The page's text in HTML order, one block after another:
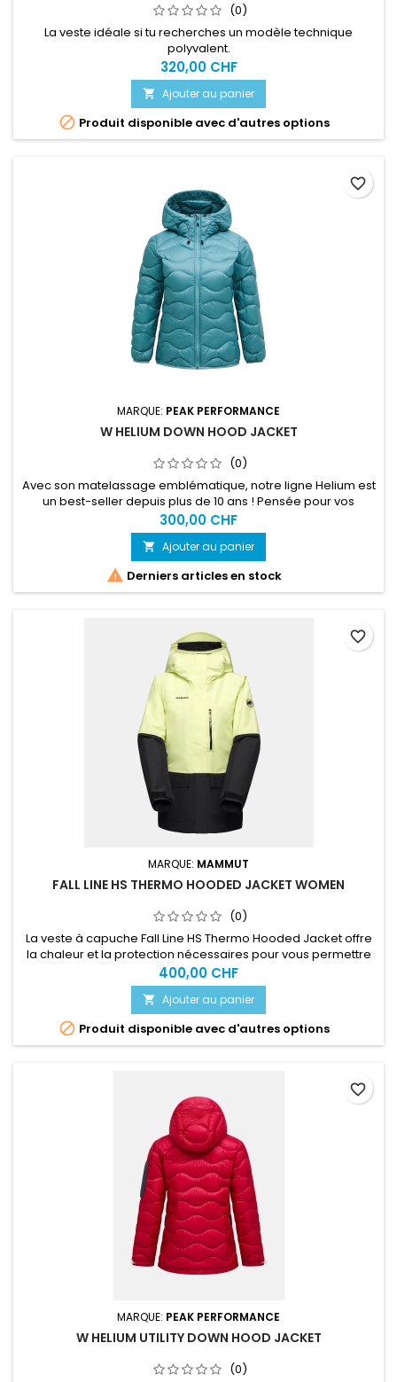
(0)
La veste idéale si tu recherches un modèle technique
polyvalent.
320,00 CHF
 Ajouter au panier
 Produit disponible avec d'autres options
MARQUE: PEAK PERFORMANCE
W HELIUM DOWN HOOD JACKET
(0)
Avec son matelassage emblématique, notre ligne Helium est
un best-seller depuis plus de 10 ans ! Pensée pour vos
aventures au grand air, cette veste à capuche ultralégère
est compacte une fois pliée.
300,00 CHF
 Ajouter au panier
 Derniers articles en stock
favorite_border
MARQUE: MAMMUT
FALL LINE HS THERMO HOODED JACKET WOMEN
(0)
La veste à capuche Fall Line HS Thermo Hooded Jacket offre
la chaleur et la protection nécessaires pour vous permettre
de profiter pleinement de vos journées en freeride.
400,00 CHF
 Ajouter au panier
 Produit disponible avec d'autres options
favorite_border
MARQUE: PEAK PERFORMANCE
W HELIUM UTILITY DOWN HOOD JACKET
(0)
favorite_border